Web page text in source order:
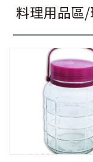
料理用品區